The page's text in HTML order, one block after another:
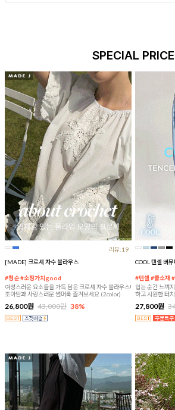
SPECIAL PRICE
리뷰:19
[MADE] 크로셰 자수 블라우스
#청순 #소장가치good
여성스러운 요소들을 가득 담은 크로셰 자수 블라우스!
조아맘과 사랑스러운 썸머룩 즐겨보세요 (2color)
26,800원 43,000원 38%
COOL 텐셀 버
#텐셀 #쿨소재
입는 순간 느껴
하고 시원한 터
27,800원